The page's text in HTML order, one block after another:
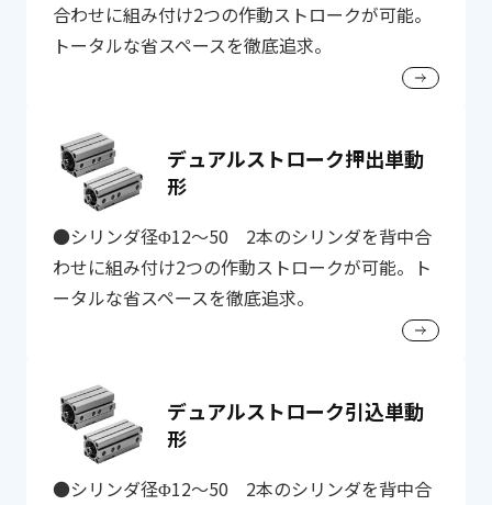
合わせに組み付け2つの作動ストロークが可能。
トータルな省スペースを徹底追求。
デュアルストローク押出単動
形
●シリンダ径Φ12～50 2本のシリンダを背中合
わせに組み付け2つの作動ストロークが可能。ト
ータルな省スペースを徹底追求。
デュアルストローク引込単動
形
●シリンダ径Φ12～50 2本のシリンダを背中合